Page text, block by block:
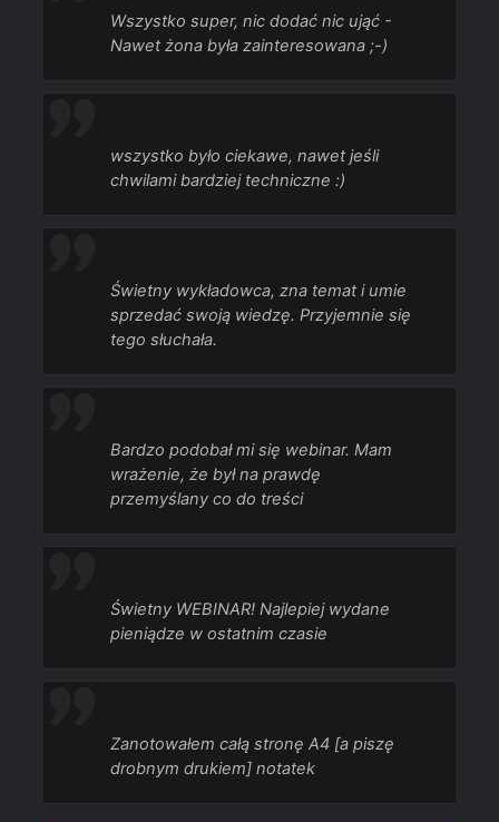
Wszystko super, nic dodać nic ująć -
Nawet żona była zainteresowana ;-)
wszystko było ciekawe, nawet jeśli
chwilami bardziej techniczne :)
Świetny wykładowca, zna temat i umie
sprzedać swoją wiedzę. Przyjemnie się
tego słuchała.
Bardzo podobał mi się webinar. Mam
wrażenie, że był na prawdę
przemyślany co do treści
Świetny WEBINAR! Najlepiej wydane
pieniądze w ostatnim czasie
Zanotowałem całą stronę A4 [a piszę
drobnym drukiem] notatek